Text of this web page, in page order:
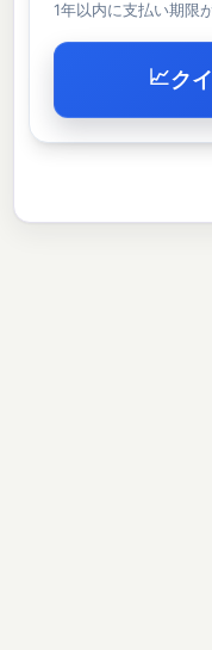
1年以内に支払い期限
📈ク